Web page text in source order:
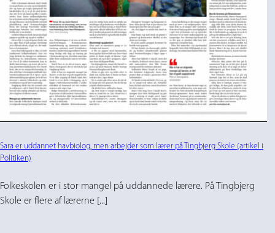
Sara er uddannet havbiolog, men arbejder som lærer på Tingbjerg Skole (artikel i
Politiken)
Folkeskolen er i stor mangel på uddannede lærere. På Tingbjerg
Skole er flere af lærerne [...]